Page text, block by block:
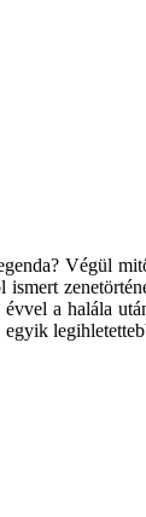
Végül
a halála